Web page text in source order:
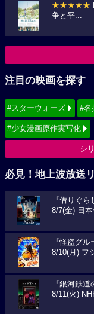
★★★★★
争と平...
注目の映画を探す
#スターウォーズ #名
#少女漫画原作実写化
シ
必見！地上波放送
『借りぐら
8/7(金) 日
『怪盗グル
8/10(月) フ
『銀河鉄道
8/11(火)